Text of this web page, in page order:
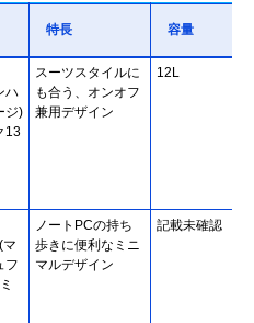
特長 容量
ハ
ジ)
13
スーツスタイルに
も合う、オンオフ
兼用デザイン
12L
マ
フ
ノートPCの持ち
歩きに便利なミニ
マルデザイン
記載未確認